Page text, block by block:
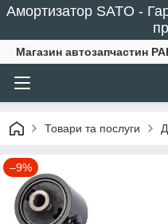
Амортизатор SATO -
Магазин автозапчастин
Товари та послуги
–9%